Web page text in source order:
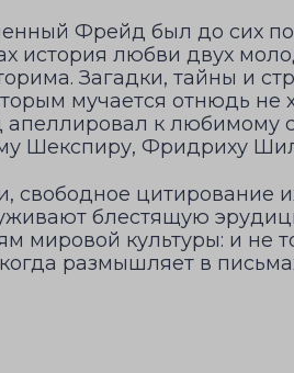
Фрейд был до сих
история любви двух
Загадки, тайны и
мучается отнюдь не
к любимому
Шекспиру, Фридриху
свободное цитирование
блестящую
мировой культуры: и не
размышляет в